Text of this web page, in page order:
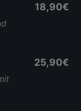
18,90€
25,90€